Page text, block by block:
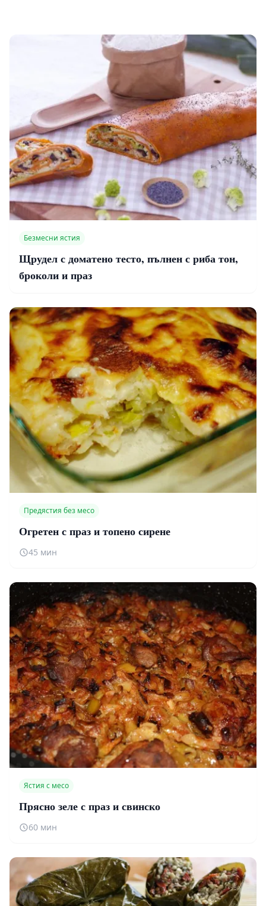
Безмесни ястия
Щрудел с доматено тесто, пълнен с риба тон,
броколи и праз
Предястия без месо
Огретен с праз и топено сирене
45 мин
Ястия с месо
Прясно зеле с праз и свинско
60 мин